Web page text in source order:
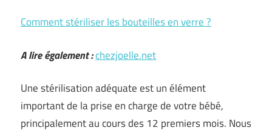
Comment stériliser les bouteilles en verre ?
A lire également :chezjoelle.net
Une stérilisation adéquate est un élément
important de la prise en charge de votre bébé,
principalement au cours des 12 premiers mois. Nous